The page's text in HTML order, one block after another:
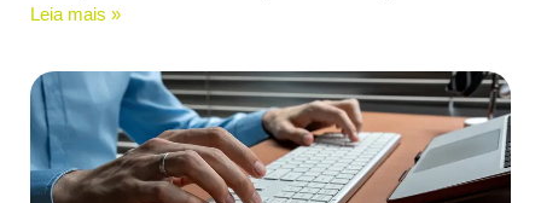
Leia mais »